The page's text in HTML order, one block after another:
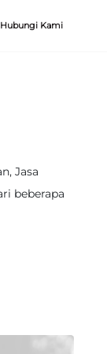
Hubungi Kami